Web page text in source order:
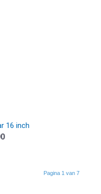
16 inch
Pagina 1 van 7